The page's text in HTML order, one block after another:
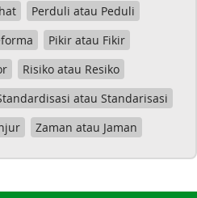
Perduli atau Peduli
Pikir atau Fikir
Risiko atau Resiko
atau Standarisasi
Zaman atau Jaman